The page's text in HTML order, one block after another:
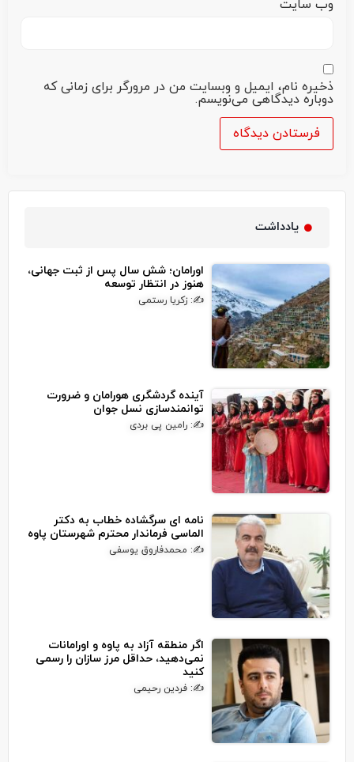
وب‌ سایت
ذخیره نام، ایمیل و وبسایت من در مرورگر برای زمانی که
دوباره دیدگاهی می‌نویسم.
یادداشت
اورامان؛ شش سال پس از ثبت جهانی،
هنوز در انتظار توسعه
✍: زکریا رستمی
آینده گردشگری هورامان و ضرورت
توانمندسازی نسل جوان
✍: رامین پی بردی
نامه ای سرگشاده خطاب به دکتر
الماسی فرماندار محترم شهرستان پاوه
✍: محمدفاروق یوسفی
اگر منطقه آزاد به پاوه و اورامانات
نمی‌دهید، حداقل مرز سازان را رسمی
کنید
✍: فردین رحیمی